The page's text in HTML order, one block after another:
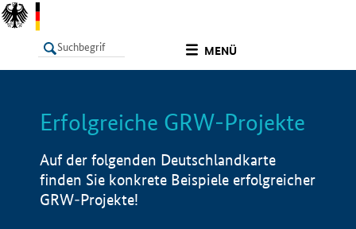
MENÜ
LISTE Info
Erfolgreiche GRW-Projekte
Auf der folgenden Deutschlandkarte
finden Sie konkrete Beispiele erfolgreicher
GRW-Projekte!